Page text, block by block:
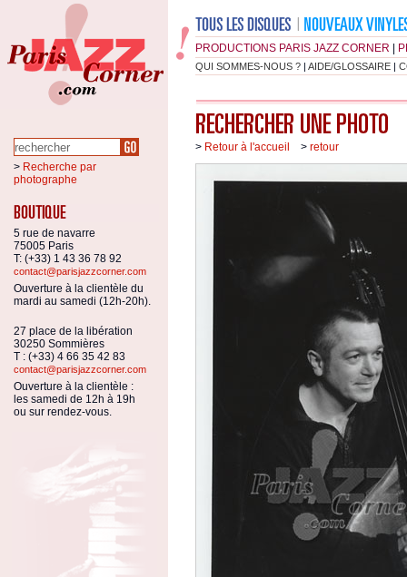
PRODUCTIONS PARIS JAZZ CORNER
QUI SOMMES-NOUS ? | AIDE/GLOSSAIRE |
> Recherche par
photographe
5 rue de navarre
75005 Paris
T: (+33) 1 43 36 78 92
contact@parisjazzcorner.com
Ouverture à la clientèle du
mardi au samedi (12h-20h).
27 place de la libération
30250 Sommières
T : (+33) 4 66 35 42 83
contact@parisjazzcorner.com
Ouverture à la clientèle :
les samedi de 12h à 19h
ou sur rendez-vous.
> Retour à l'accueil > retour